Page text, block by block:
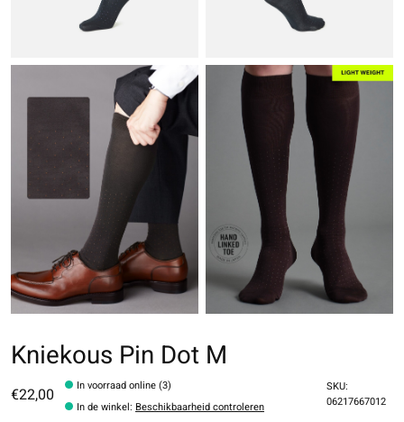
Kniekous Pin Dot M
€22,00
In voorraad online (3)
In de winkel: Beschikbaarheid controleren
SKU:
06217667012